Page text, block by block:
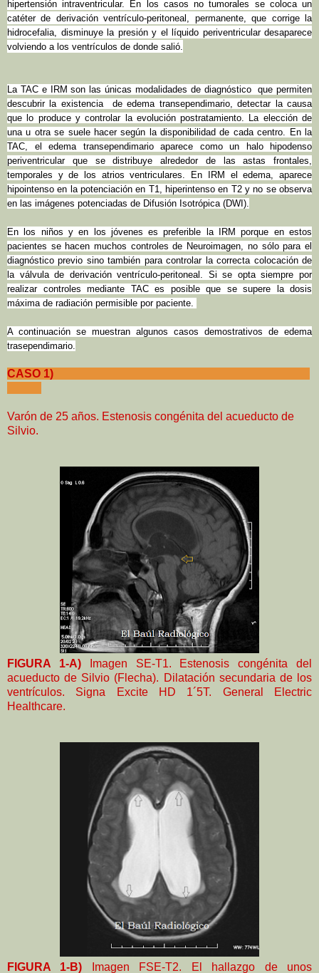
hipertensión intraventricular. En los casos no tumorales se coloca un
catéter de derivación ventrículo-peritoneal, permanente, que corrige la
hidrocefalia, disminuye la presión y el líquido periventricular desaparece
volviendo a los ventrículos de donde salió.
La TAC e IRM son las únicas modalidades de diagnóstico que permiten
descubrir la existencia de edema transependimario, detectar la causa
que lo produce y controlar la evolución postratamiento. La elección de
una u otra se suele hacer según la disponibilidad de cada centro. En la
TAC, el edema transependimario aparece como un halo hipodenso
periventricular que se distribuye alrededor de las astas frontales,
temporales y de los atrios ventriculares. En IRM el edema, aparece
hipointenso en la potenciación en T1, hiperintenso en T2 y no se observa
en las imágenes potenciadas de Difusión Isotrópica (DWI).
En los niños y en los jóvenes es preferible la IRM porque en estos
pacientes se hacen muchos controles de Neuroimagen, no sólo para el
diagnóstico previo sino también para controlar la correcta colocación de
la válvula de derivación ventrículo-peritoneal. Si se opta siempre por
realizar controles mediante TAC es posible que se supere la dosis
máxima de radiación permisible por paciente.
A continuación se muestran algunos casos demostrativos de edema
trasependimario.
CASO 1)
Varón de 25 años. Estenosis congénita del acueducto de
Silvio.
FIGURA 1-A)
Imagen SE-T1. Estenosis congénita del
acueducto de Silvio (Flecha). Dilatación secundaria de los
ventrículos. Signa Excite HD 1´5T. General Electric
Healthcare.
FIGURA 1-B) Imagen FSE-T2. El hallazgo de unos